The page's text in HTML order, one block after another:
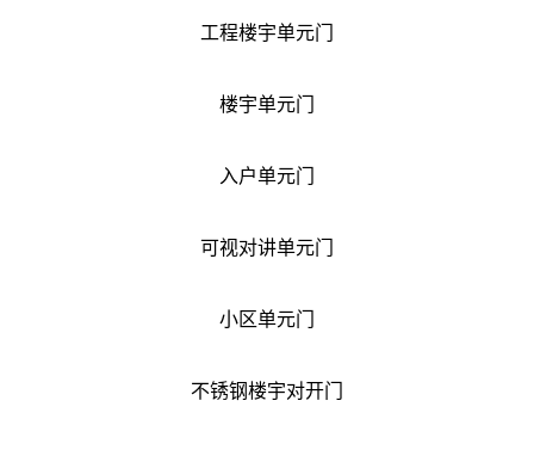
工程楼宇单元门
楼宇单元门
入户单元门
可视对讲单元门
小区单元门
不锈钢楼宇对开门